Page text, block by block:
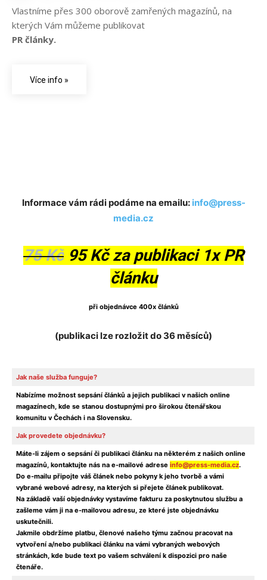
Vlastníme přes 300 oborově zamřených magazínů, na
kterých Vám můžeme publikovat
PR články.
Více info »
Informace vám rádi podáme na emailu: info@press-
media.cz
75 Kč 95 Kč za publikaci 1x PR
článku
při objednávce 400x článků
(publikaci lze rozložit do 36 měsíců)
Jak naše služba funguje?
Nabízíme možnost sepsání článků a jejich publikaci v našich online
magazínech, kde se stanou dostupnými pro širokou čtenářskou
komunitu v Čechách i na Slovensku.
Jak provedete objednávku?
Máte-li zájem o sepsání či publikaci článku na některém z našich online
magazínů, kontaktujte nás na e-mailové adrese info@press-media.cz.
Do e-mailu připojte váš článek nebo pokyny k jeho tvorbě a vámi
vybrané webové adresy, na kterých si přejete článek publikovat.
Na základě vaší objednávky vystavíme fakturu za poskytnutou službu a
zašleme vám ji na e-mailovou adresu, ze které jste objednávku
uskutečnili.
Jakmile obdržíme platbu, členové našeho týmu začnou pracovat na
vytvoření a/nebo publikaci článku na vámi vybraných webových
stránkách, kde bude text po vašem schválení k dispozici pro naše
čtenáře.